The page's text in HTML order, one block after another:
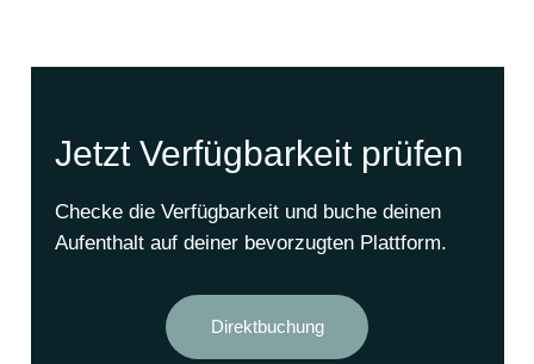
Jetzt Verfügbarkeit prüfen
Checke die Verfügbarkeit und buche deinen
Aufenthalt auf deiner bevorzugten Plattform.
Direktbuchung